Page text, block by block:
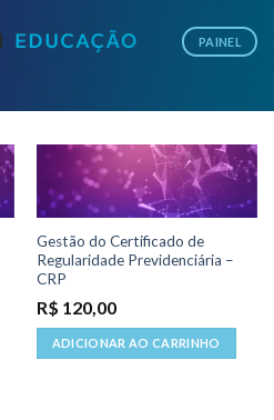
PAINEL
Gestão do Certificado de
Regularidade Previdenciária –
CRP
R$ 120,00
ADICIONAR AO CARRINHO